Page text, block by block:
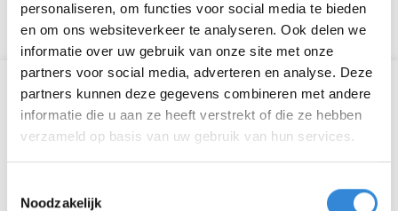
personaliseren, om functies voor social media te bieden
en om ons websiteverkeer te analyseren. Ook delen we
informatie over uw gebruik van onze site met onze
partners voor social media, adverteren en analyse. Deze
partners kunnen deze gegevens combineren met andere
informatie die u aan ze heeft verstrekt of die ze hebben
verzameld op basis van uw gebruik van hun services.
Noodzakelijk
Informatie
Datum
ma 15 mrt.
“De ander heeft de regie over mijn kind…”